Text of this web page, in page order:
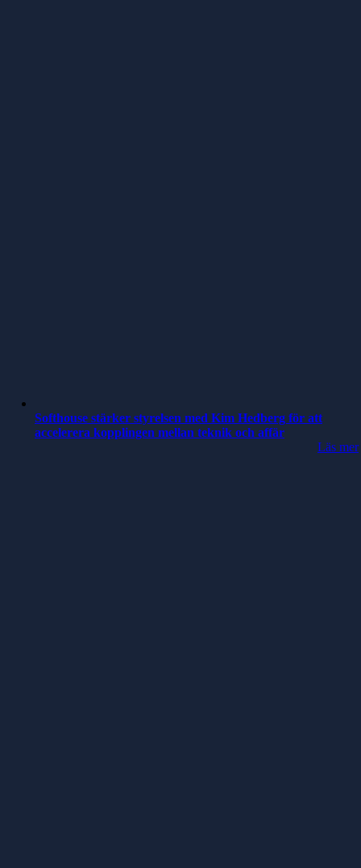
Softhouse stärker styrelsen med Kim Hedberg för att
accelerera kopplingen mellan teknik och affär
Läs mer